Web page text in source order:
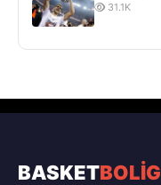
31.1K
BASKETBOLİG